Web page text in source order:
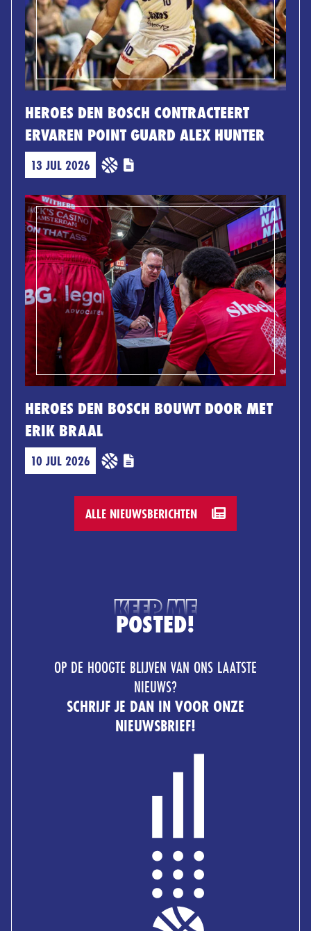
HEROES DEN BOSCH CONTRACTEERT
ERVAREN POINT GUARD ALEX HUNTER
13 JUL 2026
HEROES DEN BOSCH BOUWT DOOR MET
ERIK BRAAL
10 JUL 2026
ALLE NIEUWSBERICHTEN
KEEP ME
POSTED!
OP DE HOOGTE BLIJVEN VAN ONS LAATSTE
NIEUWS?
SCHRIJF JE DAN IN VOOR ONZE
NIEUWSBRIEF!